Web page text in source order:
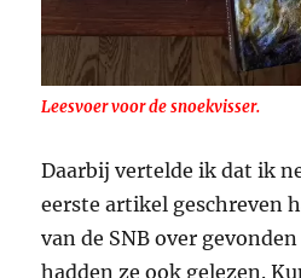
Leesvoer voor de snoekvisser.
Daarbij vertelde ik dat ik
eerste artikel geschreven
van de SNB over
hadden ze ook gelezen.